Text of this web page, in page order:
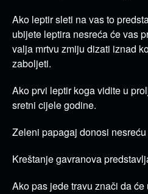
Ako leptir sleti na vas to
ubijete leptira nesreća će vas
valja mrtvu zmiju dizati iznad
zaboljeti.
Ako prvi leptir koga vidite u
sretni cijele godine.
Zeleni papagaj donosi
Kreštanje gavranova
Ako pas jede travu znači da će